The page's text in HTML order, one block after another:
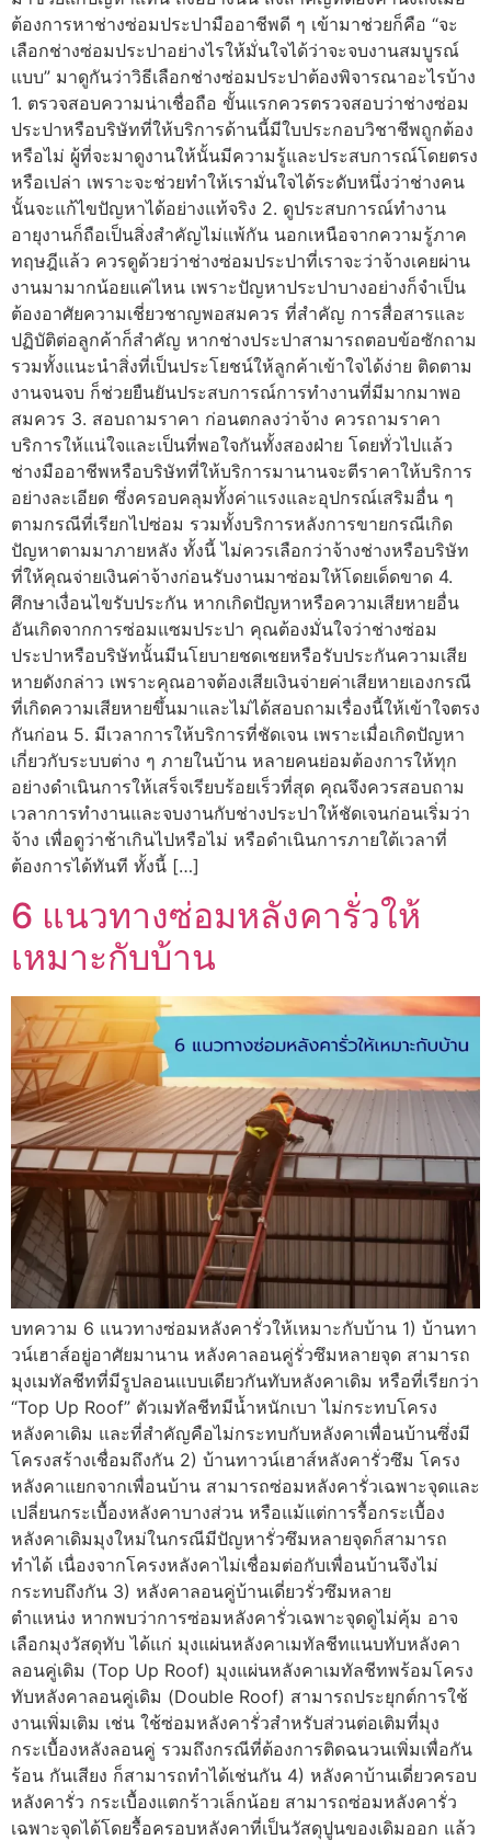
ต้องการหาช่างซ่อมประปามืออาชีพดี ๆ เข้ามาช่วยก็คือ “จะ
เลือกช่างซ่อมประปาอย่างไรให้มั่นใจได้ว่าจะจบงานสมบูรณ์
แบบ” มาดูกันว่าวิธีเลือกช่างซ่อมประปาต้องพิจารณาอะไรบ้าง
1. ตรวจสอบความน่าเชื่อถือ ขั้นแรกควรตรวจสอบว่าช่างซ่อม
ประปาหรือบริษัทที่ให้บริการด้านนี้มีใบประกอบวิชาชีพถูกต้อง
หรือไม่ ผู้ที่จะมาดูงานให้นั้นมีความรู้และประสบการณ์โดยตรง
หรือเปล่า เพราะจะช่วยทำให้เรามั่นใจได้ระดับหนึ่งว่าช่างคน
นั้นจะแก้ไขปัญหาได้อย่างแท้จริง 2. ดูประสบการณ์ทำงาน
อายุงานก็ถือเป็นสิ่งสำคัญไม่แพ้กัน นอกเหนือจากความรู้ภาค
ทฤษฎีแล้ว ควรดูด้วยว่าช่างซ่อมประปาที่เราจะว่าจ้างเคยผ่าน
งานมามากน้อยแค่ไหน เพราะปัญหาประปาบางอย่างก็จำเป็น
ต้องอาศัยความเชี่ยวชาญพอสมควร ที่สำคัญ การสื่อสารและ
ปฏิบัติต่อลูกค้าก็สำคัญ หากช่างประปาสามารถตอบข้อซักถาม
รวมทั้งแนะนำสิ่งที่เป็นประโยชน์ให้ลูกค้าเข้าใจได้ง่าย ติดตาม
งานจนจบ ก็ช่วยยืนยันประสบการณ์การทำงานที่มีมากมาพอ
สมควร 3. สอบถามราคา ก่อนตกลงว่าจ้าง ควรถามราคา
บริการให้แน่ใจและเป็นที่พอใจกันทั้งสองฝ่าย โดยทั่วไปแล้ว
ช่างมืออาชีพหรือบริษัทที่ให้บริการมานานจะตีราคาให้บริการ
อย่างละเอียด ซึ่งครอบคลุมทั้งค่าแรงและอุปกรณ์เสริมอื่น ๆ
ตามกรณีที่เรียกไปซ่อม รวมทั้งบริการหลังการขายกรณีเกิด
ปัญหาตามมาภายหลัง ทั้งนี้ ไม่ควรเลือกว่าจ้างช่างหรือบริษัท
ที่ให้คุณจ่ายเงินค่าจ้างก่อนรับงานมาซ่อมให้โดยเด็ดขาด 4.
ศึกษาเงื่อนไขรับประกัน หากเกิดปัญหาหรือความเสียหายอื่น
อันเกิดจากการซ่อมแซมประปา คุณต้องมั่นใจว่าช่างซ่อม
ประปาหรือบริษัทนั้นมีนโยบายชดเชยหรือรับประกันความเสีย
หายดังกล่าว เพราะคุณอาจต้องเสียเงินจ่ายค่าเสียหายเองกรณี
ที่เกิดความเสียหายขึ้นมาและไม่ได้สอบถามเรื่องนี้ให้เข้าใจตรง
กันก่อน 5. มีเวลาการให้บริการที่ชัดเจน เพราะเมื่อเกิดปัญหา
เกี่ยวกับระบบต่าง ๆ ภายในบ้าน หลายคนย่อมต้องการให้ทุก
อย่างดำเนินการให้เสร็จเรียบร้อยเร็วที่สุด คุณจึงควรสอบถาม
เวลาการทำงานและจบงานกับช่างประปาให้ชัดเจนก่อนเริ่มว่า
จ้าง เพื่อดูว่าช้าเกินไปหรือไม่ หรือดำเนินการภายใต้เวลาที่
ต้องการได้ทันที ทั้งนี้ […]
6 แนวทางซ่อมหลังคารั่วให้
เหมาะกับบ้าน
บทความ 6 แนวทางซ่อมหลังคารั่วให้เหมาะกับบ้าน 1) บ้านทา
วน์เฮาส์อยู่อาศัยมานาน หลังคาลอนคู่รั่วซึมหลายจุด สามารถ
มุงเมทัลชีทที่มีรูปลอนแบบเดียวกันทับหลังคาเดิม หรือที่เรียกว่า
“Top Up Roof” ตัวเมทัลชีทมีน้ำหนักเบา ไม่กระทบโครง
หลังคาเดิม และที่สำคัญคือไม่กระทบกับหลังคาเพื่อนบ้านซึ่งมี
โครงสร้างเชื่อมถึงกัน 2) บ้านทาวน์เฮาส์หลังคารั่วซึม โครง
หลังคาแยกจากเพื่อนบ้าน สามารถซ่อมหลังคารั่วเฉพาะจุดและ
เปลี่ยนกระเบื้องหลังคาบางส่วน หรือแม้แต่การรื้อกระเบื้อง
หลังคาเดิมมุงใหม่ในกรณีมีปัญหารั่วซึมหลายจุดก็สามารถ
ทำได้ เนื่องจากโครงหลังคาไม่เชื่อมต่อกับเพื่อนบ้านจึงไม่
กระทบถึงกัน 3) หลังคาลอนคู่บ้านเดี่ยวรั่วซึมหลาย
ตำแหน่ง หากพบว่าการซ่อมหลังคารั่วเฉพาะจุดดูไม่คุ้ม อาจ
เลือกมุงวัสดุทับ ได้แก่ มุงแผ่นหลังคาเมทัลชีทแนบทับหลังคา
ลอนคู่เดิม (Top Up Roof) มุงแผ่นหลังคาเมทัลชีทพร้อมโครง
ทับหลังคาลอนคู่เดิม (Double Roof) สามารถประยุกต์การใช้
งานเพิ่มเติม เช่น ใช้ซ่อมหลังคารั่วสำหรับส่วนต่อเติมที่มุง
กระเบื้องหลังลอนคู่ รวมถึงกรณีที่ต้องการติดฉนวนเพิ่มเพื่อกัน
ร้อน กันเสียง ก็สามารถทำได้เช่นกัน 4) หลังคาบ้านเดี่ยวครอบ
หลังคารั่ว กระเบื้องแตกร้าวเล็กน้อย สามารถซ่อมหลังคารั่ว
เฉพาะจุดได้โดยรื้อครอบหลังคาที่เป็นวัสดุปูนของเดิมออก แล้ว